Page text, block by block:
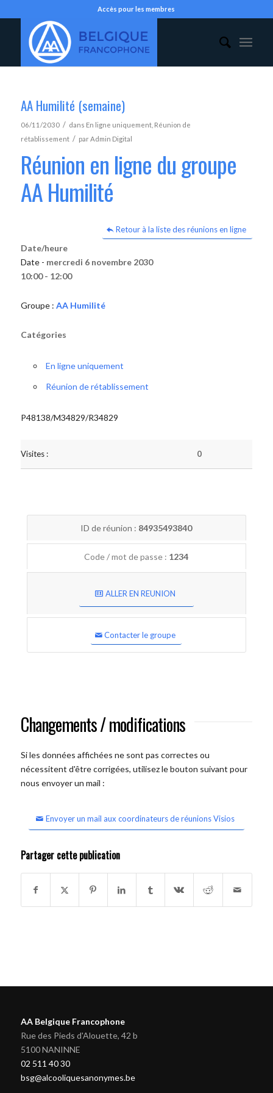
Accès pour les membres
AA Humilité (semaine)
06/11/2030 / dans En ligne uniquement, Réunion de
rétablissement / parAdmin Digital
Réunion en ligne du groupe
AA Humilité
Retour à la liste des réunions en ligne
Date/heure
Date - mercredi 6 novembre 2030
10:00 - 12:00
Groupe : AA Humilité
Catégories
En ligne uniquement
Réunion de rétablissement
P48138/M34829/R34829
Visites : 0
ID de réunion : 84935493840
Code / mot de passe : 1234
ALLER EN REUNION
Contacter le groupe
Changements / modifications
Si les données affichées ne sont pas correctes ou
nécessitent d'être corrigées, utilisez le bouton suivant pour
nous envoyer un mail :
Envoyer un mail aux coordinateurs de réunions Visios
Partager cette publication
AA Belgique Francophone
Rue des Pieds d'Alouette, 42 b
5100 NANINNE
02 511 40 30
bsg@alcooliquesanonymes.be